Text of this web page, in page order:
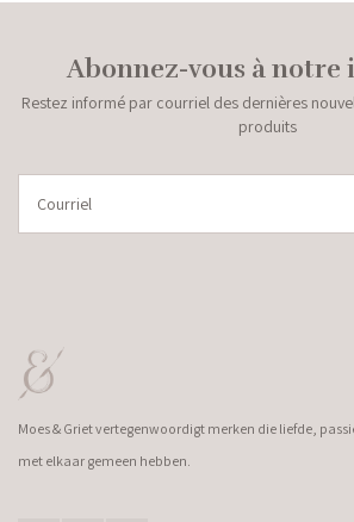
Abonnez-vous à
Restez informé par courriel des dernières
produits
Moes & Griet vertegenwoordigt merken die liefde,
met elkaar gemeen hebben.